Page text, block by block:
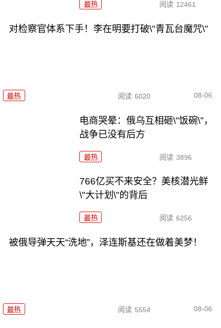
最热 阅读 12461
对检察官体系下手！李在明要打破\"青瓦台魔咒\"
最热 阅读 6020 08-06
电商哭晕：俄乌互相砸\"饭碗\"，
战争已没有后方
最热 阅读 3896
766亿买不来安全？美核潜光鲜
\"大计划\"的背后
最热 阅读 6256
被俄导弹天天“洗地”，泽连斯基还在做着美梦！
最热 阅读 5554 08-06